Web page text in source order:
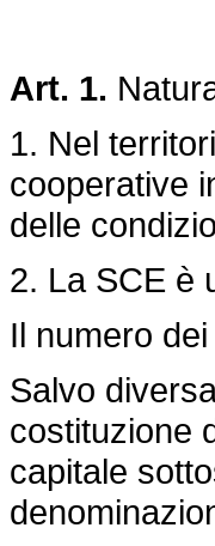
Art. 1.
1. Nel
cooperative
delle
2. La SCE è
Il numero
Salvo
costituzione
capitale